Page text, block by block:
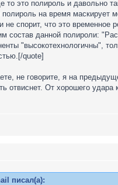
то это полироль и давольно
на время маскирует
не спорит, что это
состав данной полироли:
"высокотехнологичны",
quote]
не говорите, я на
отвиснет. От хорошего удара
писал(а):